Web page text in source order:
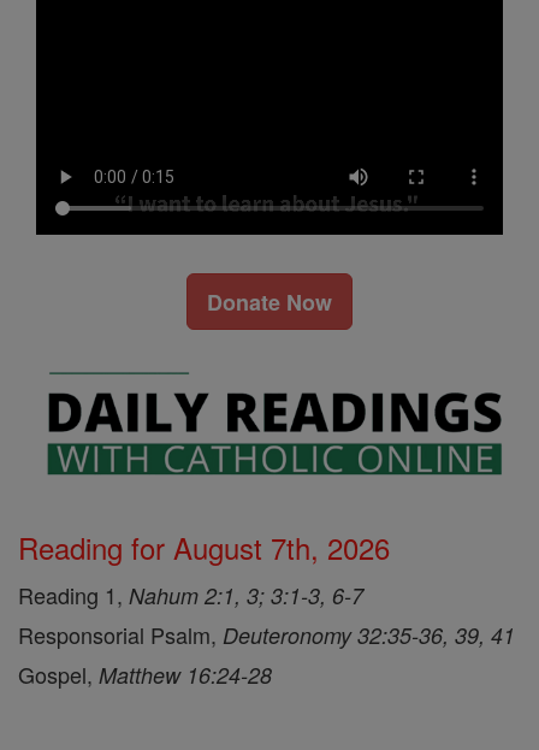
Donate Now
Reading for August 7th, 2026
Reading 1, Nahum 2:1, 3; 3:1-3, 6-7
Responsorial Psalm, Deuteronomy 32:35-36, 39, 41
Gospel, Matthew 16:24-28